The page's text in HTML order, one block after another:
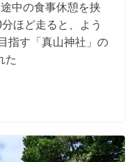
中の食事休憩を挟
ほど走ると、よう
指す「真山神社」の
た